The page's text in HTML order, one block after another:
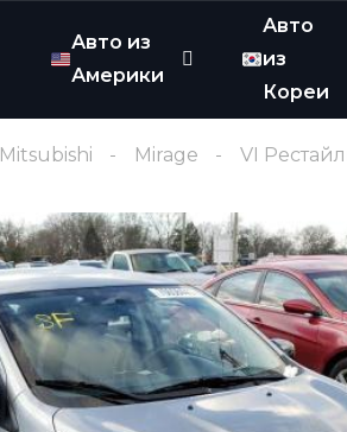
Авто из
Америки
Авто
из
Кореи
Mitsubishi Mirage VI